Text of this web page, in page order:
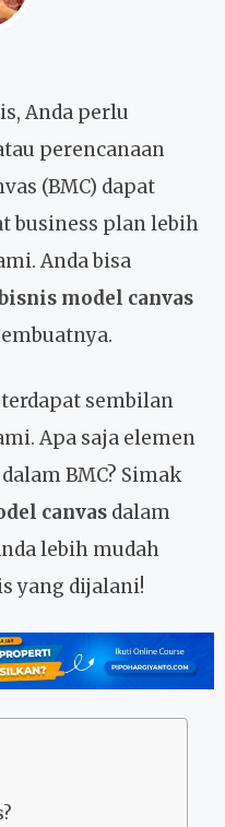
Anda perlu
perencanaan
(BMC) dapat
business plan lebih
Anda bisa
model canvas
sembilan
Apa saja elemen
BMC? Simak
canvas dalam
lebih mudah
yang dijalani!